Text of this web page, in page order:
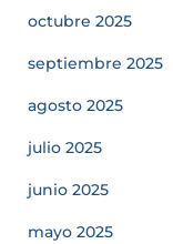
octubre 2025
septiembre 2025
agosto 2025
julio 2025
junio 2025
mayo 2025